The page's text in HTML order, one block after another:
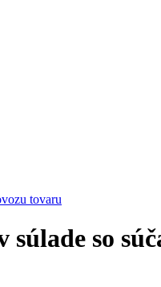
tovaru
so